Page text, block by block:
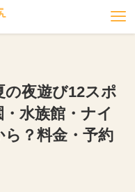
の夜遊び12スポ
水族館・ナイ
ら？料金・予約